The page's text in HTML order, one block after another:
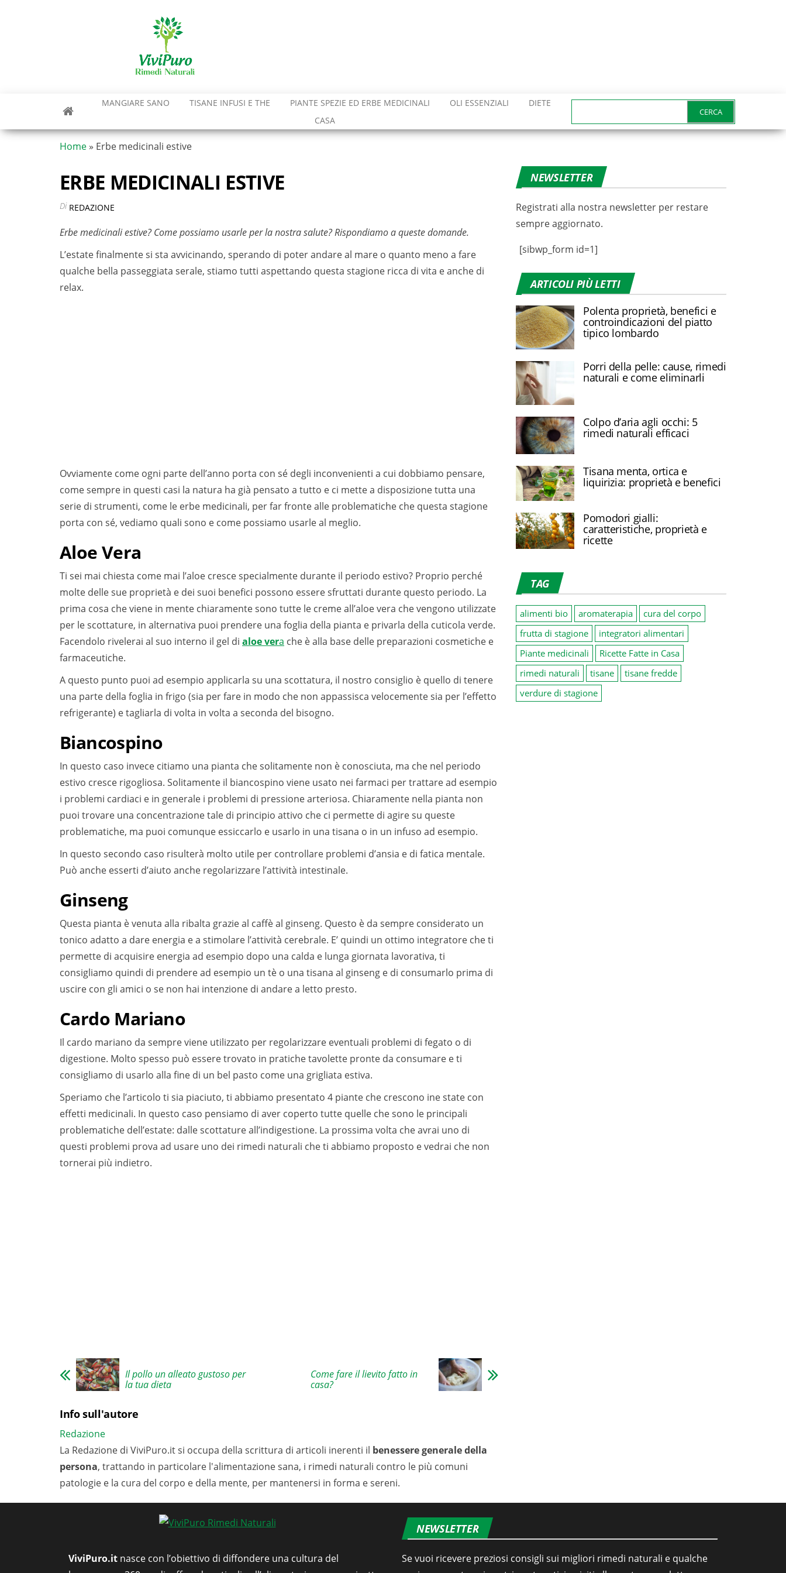
MANGIARE SANO TISANE INFUSI E THE PIANTE SPEZIE ED ERBE MEDICINALI OLI ESSENZIALI
DIETE
CASA
per:
Home » Erbe medicinali estive
ERBE MEDICINALI ESTIVE
Di REDAZIONE
Erbe medicinali estive? Come possiamo usarle per la nostra salute? Rispondiamo a queste domande.
L’estate finalmente si sta avvicinando, sperando di poter andare al mare o quanto meno a fare
qualche bella passeggiata serale, stiamo tutti aspettando questa stagione ricca di vita e anche di
relax.
Ovviamente come ogni parte dell’anno porta con sé degli inconvenienti a cui dobbiamo pensare,
come sempre in questi casi la natura ha già pensato a tutto e ci mette a disposizione tutta una
serie di strumenti, come le erbe medicinali, per far fronte alle problematiche che questa stagione
porta con sé, vediamo quali sono e come possiamo usarle al meglio.
Aloe Vera
Ti sei mai chiesta come mai l’aloe cresce specialmente durante il periodo estivo? Proprio perché
molte delle sue proprietà e dei suoi benefici possono essere sfruttati durante questo periodo. La
prima cosa che viene in mente chiaramente sono tutte le creme all’aloe vera che vengono utilizzate
per le scottature, in alternativa puoi prendere una foglia della pianta e privarla della cuticola verde.
Facendolo rivelerai al suo interno il gel di aloe vera che è alla base delle preparazioni cosmetiche e
farmaceutiche.
A questo punto puoi ad esempio applicarla su una scottatura, il nostro consiglio è quello di tenere
una parte della foglia in frigo (sia per fare in modo che non appassisca velocemente sia per l’effetto
refrigerante) e tagliarla di volta in volta a seconda del bisogno.
Biancospino
In questo caso invece citiamo una pianta che solitamente non è conosciuta, ma che nel periodo
estivo cresce rigogliosa. Solitamente il biancospino viene usato nei farmaci per trattare ad esempio
i problemi cardiaci e in generale i problemi di pressione arteriosa. Chiaramente nella pianta non
puoi trovare una concentrazione tale di principio attivo che ci permette di agire su queste
problematiche, ma puoi comunque essiccarlo e usarlo in una tisana o in un infuso ad esempio.
In questo secondo caso risulterà molto utile per controllare problemi d’ansia e di fatica mentale.
Può anche esserti d’aiuto anche regolarizzare l’attività intestinale.
Ginseng
Questa pianta è venuta alla ribalta grazie al caffè al ginseng. Questo è da sempre considerato un
tonico adatto a dare energia e a stimolare l’attività cerebrale. E’ quindi un ottimo integratore che ti
permette di acquisire energia ad esempio dopo una calda e lunga giornata lavorativa, ti
consigliamo quindi di prendere ad esempio un tè o una tisana al ginseng e di consumarlo prima di
uscire con gli amici o se non hai intenzione di andare a letto presto.
Cardo Mariano
Il cardo mariano da sempre viene utilizzato per regolarizzare eventuali problemi di fegato o di
digestione. Molto spesso può essere trovato in pratiche tavolette pronte da consumare e ti
consigliamo di usarlo alla fine di un bel pasto come una grigliata estiva.
Speriamo che l’articolo ti sia piaciuto, ti abbiamo presentato 4 piante che crescono ine state con
effetti medicinali. In questo caso pensiamo di aver coperto tutte quelle che sono le principali
problematiche dell’estate: dalle scottature all’indigestione. La prossima volta che avrai uno di
questi problemi prova ad usare uno dei rimedi naturali che ti abbiamo proposto e vedrai che non
tornerai più indietro.
Il pollo un alleato gustoso per
la tua dieta
Come fare il lievito fatto in
casa?
Info sull'autore
Redazione
La Redazione di ViviPuro.it si occupa della scrittura di articoli inerenti il benessere generale della
persona, trattando in particolare l'alimentazione sana, i rimedi naturali contro le più comuni
patologie e la cura del corpo e della mente, per mantenersi in forma e sereni.
NEWSLETTER
Registrati alla nostra newsletter per restare
sempre aggiornato.
[sibwp_form id=1]
ARTICOLI PIÙ LETTI
Polenta proprietà, benefici e
controindicazioni del piatto
tipico lombardo
Porri della pelle: cause, rimedi
naturali e come eliminarli
Colpo d’aria agli occhi: 5
rimedi naturali efficaci
Tisana menta, ortica e
liquirizia: proprietà e benefici
Pomodori gialli:
caratteristiche, proprietà e
ricette
TAG
alimenti bio aromaterapia
cura del corpo
frutta di stagione
integratori alimentari
Piante medicinali
Ricette Fatte in Casa
rimedi naturali
tisane
tisane fredde
verdure di stagione
ViviPuro.it nasce con l’obiettivo di diffondere una cultura del
NEWSLETTER
Se vuoi ricevere preziosi consigli sui migliori rimedi naturali e qualche